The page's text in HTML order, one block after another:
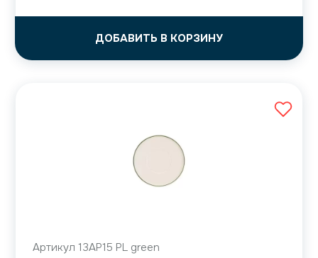
ДОБАВИТЬ В КОРЗИНУ
Артикул 13AP15 PL green